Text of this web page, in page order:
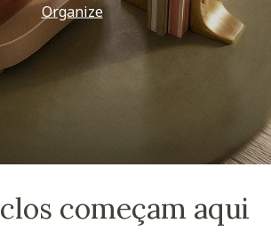
Organize
começam aqui